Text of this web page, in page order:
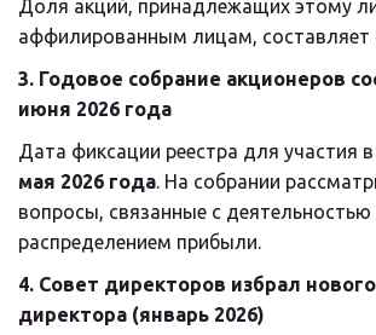
Доля акций, принадлежащих этому
аффилированным лицам, составляет
3. Годовое собрание акционеров
июня 2026 года
Дата фиксации реестра для участия
мая 2026 года. На собрании
вопросы, связанные с
распределением прибыли.
4. Совет директоров избрал
директора (январь 2026)